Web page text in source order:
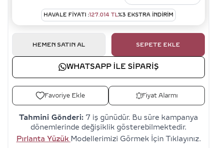
HAVALE FIYATI :127.014 TL%3 EKSTRA İNDİRİM
HEMEN SATIN AL SEPETE EKLE
WHATSAPP ILE SIPARIŞ
Favoriye Ekle Fiyat Alarmı
Tahmini Gönderi: 7 iş günüdür. Bu süre kampanya
dönemlerinde değişiklik gösterebilmektedir.
Pırlanta Yüzük Modellerimizi Görmek İçin Tıklayınız.